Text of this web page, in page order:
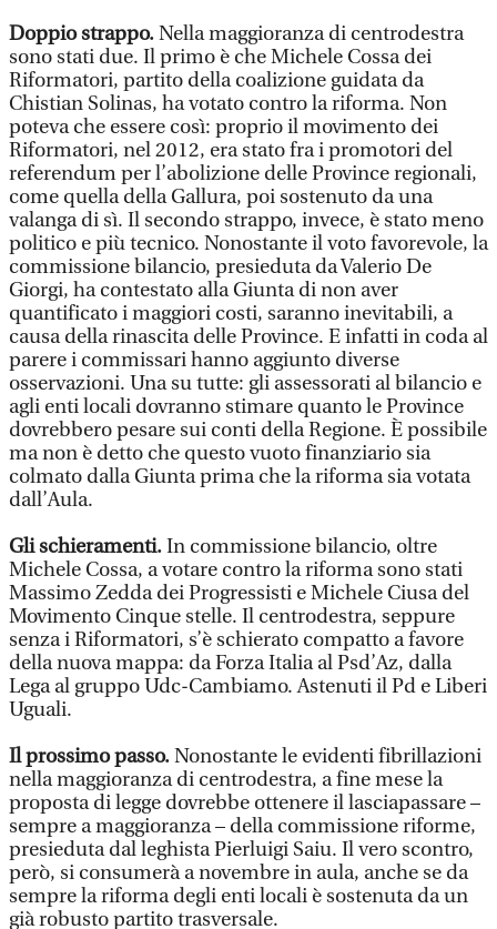
Doppio strappo.Nella maggioranza di centrodestra
sono stati due. Il primo è che Michele Cossa dei
Riformatori, partito della coalizione guidata da
Chistian Solinas, ha votato contro la riforma. Non
poteva che essere così: proprio il movimento dei
Riformatori, nel 2012, era stato fra i promotori del
referendum per l’abolizione delle Province regionali,
come quella della Gallura, poi sostenuto da una
valanga di sì. Il secondo strappo, invece, è stato meno
politico e più tecnico. Nonostante il voto favorevole, la
commissione bilancio, presieduta da Valerio De
Giorgi, ha contestato alla Giunta di non aver
quantificato i maggiori costi, saranno inevitabili, a
causa della rinascita delle Province. E infatti in coda al
parere i commissari hanno aggiunto diverse
osservazioni. Una su tutte: gli assessorati al bilancio e
agli enti locali dovranno stimare quanto le Province
dovrebbero pesare sui conti della Regione. È possibile
ma non è detto che questo vuoto finanziario sia
colmato dalla Giunta prima che la riforma sia votata
dall’Aula.
Gli schieramenti.In commissione bilancio, oltre
Michele Cossa, a votare contro la riforma sono stati
Massimo Zedda dei Progressisti e Michele Ciusa del
Movimento Cinque stelle. Il centrodestra, seppure
senza i Riformatori, s’è schierato compatto a favore
della nuova mappa: da Forza Italia al Psd’Az, dalla
Lega al gruppo Udc-Cambiamo. Astenuti il Pd e Liberi
Uguali.
Il prossimo passo.Nonostante le evidenti fibrillazioni
nella maggioranza di centrodestra, a fine mese la
proposta di legge dovrebbe ottenere il lasciapassare –
sempre a maggioranza – della commissione riforme,
presieduta dal leghista Pierluigi Saiu. Il vero scontro,
però, si consumerà a novembre in aula, anche se da
sempre la riforma degli enti locali è sostenuta da un
già robusto partito trasversale.